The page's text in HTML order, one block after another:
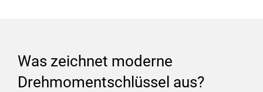
Was zeichnet moderne
Drehmomentschlüssel aus?